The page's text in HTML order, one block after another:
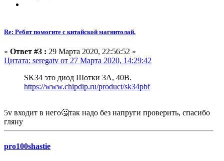
Re: Ребят помогите с китайской магнитолай.
« Ответ #3 : 29 Марта 2020, 22:56:52 »
Цитата: seregatv от 27 Марта 2020, 14:29:42
SK34 это диод Шотки 3А, 40В.
https://www.chipdip.ru/product/sk34pbf
5v входит в него🤔так надо без напруги проверить, спасибо
гляну
pro100shastie